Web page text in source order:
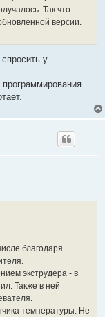
Так что
версии.
у
благодаря
экструдера - в
Также в ней
температуры. Не